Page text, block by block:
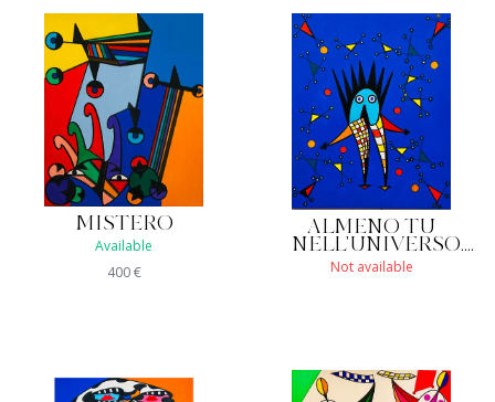
MISTERO
Available
400€
ALMENO TU
NELL'UNIVERSO....
Not available